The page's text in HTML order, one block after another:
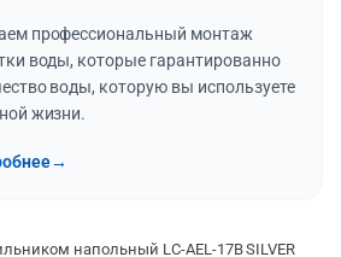
профессиональный монтаж
воды, которые гарантированно
воды, которую вы используете
жизни.
→
напольный LC-AEL-17B SILVER